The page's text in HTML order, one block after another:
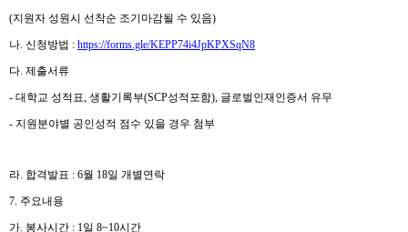
(지원자 성원시 선착순 조기마감될 수 있음)
나. 신청방법 : https://forms.gle/KEPP74i4JpKPXSqN8
다. 제출서류
- 대학교 성적표, 생활기록부(SCP성적포함), 글로벌인재인증서 유무
- 지원분야별 공인성적 점수 있을 경우 첨부
라. 합격발표 : 6월 18일 개별연락
7. 주요내용
가. 봉사시간 : 1일 8~10시간